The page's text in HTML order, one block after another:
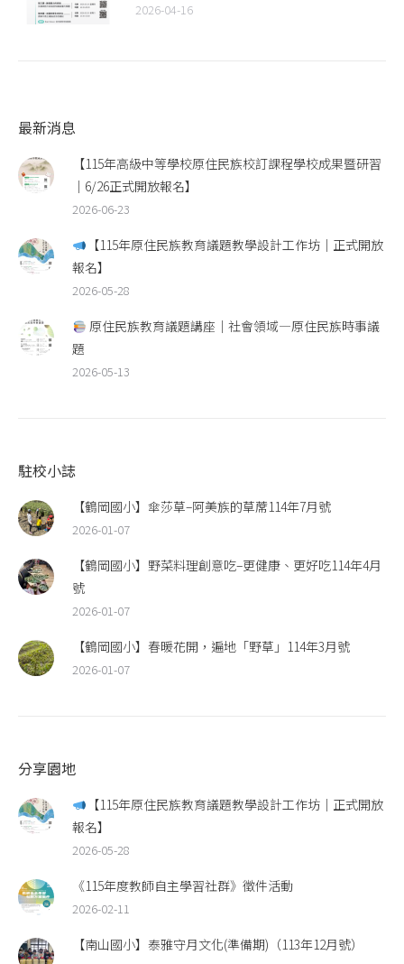
2026-04-16
最新消息
【115年高級中等學校原住民族校訂課程學校成果暨研習
｜6/26正式開放報名】
2026-06-23
【115年原住民族教育議題教學設計工作坊｜正式開放
報名】
2026-05-28
原住民族教育議題講座｜社會領域—原住民族時事議
題
2026-05-13
駐校小誌
【鶴岡國小】傘莎草–阿美族的草蓆114年7月號
2026-01-07
【鶴岡國小】野菜料理創意吃–更健康、更好吃114年4月
號
2026-01-07
【鶴岡國小】春暖花開，遍地「野草」114年3月號
2026-01-07
分享園地
【115年原住民族教育議題教學設計工作坊｜正式開放
報名】
2026-05-28
《115年度教師自主學習社群》徵件活動
2026-02-11
【南山國小】泰雅守月文化(準備期)（113年12月號）